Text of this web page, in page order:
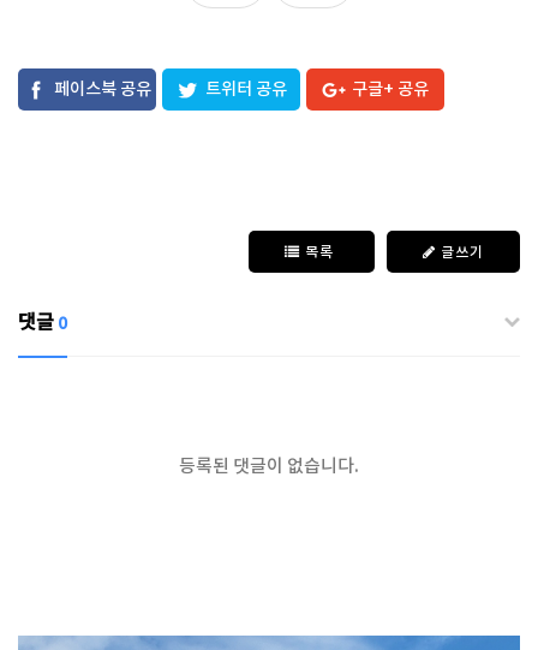
페이스북 공유 트위터 공유 구글+ 공유
목록 글쓰기
댓글 0
등록된 댓글이 없습니다.